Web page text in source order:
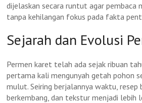
dijelaskan secara runtut agar pembaca
tanpa kehilangan fokus pada fakta
Sejarah dan Evolusi
Permen karet telah ada sejak ribuan
pertama kali mengunyah getah pohon
mulut. Seiring berjalannya waktu, resep
berkembang, dan tekstur menjadi lebih